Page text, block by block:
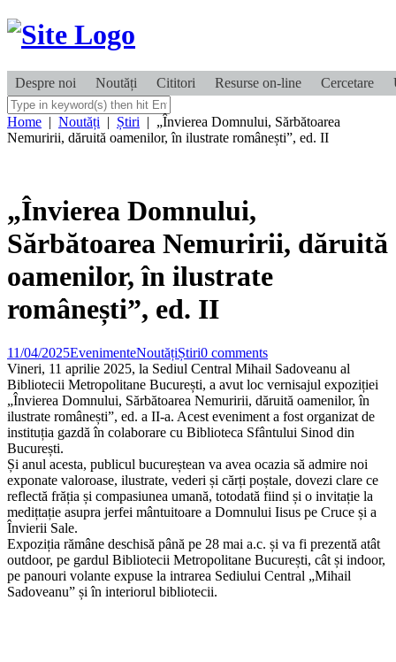
Despre noi Noutăți Cititori Resurse on-line Cercetare
Home | Noutăți | Știri | „Învierea Domnului, Sărbătoarea
Nemuririi, dăruită oamenilor, în ilustrate românești”, ed. II
„Învierea Domnului,
Sărbătoarea Nemuririi, dăruită
oamenilor, în ilustrate
românești”, ed. II
11/04/2025EvenimenteNoutățiȘtiri0 comments
Vineri, 11 aprilie 2025, la Sediul Central Mihail Sadoveanu al
Bibliotecii Metropolitane București, a avut loc vernisajul expoziției
„Învierea Domnului, Sărbătoarea Nemuririi, dăruită oamenilor, în
ilustrate românești”, ed. a II-a. Acest eveniment a fost organizat de
instituția gazdă în colaborare cu Biblioteca Sfântului Sinod din
București.
Și anul acesta, publicul bucureștean va avea ocazia să admire noi
exponate valoroase, ilustrate, vederi și cărți poștale, dovezi clare ce
reflectă frăția și compasiunea umană, totodată fiind și o invitație la
medițtație asupra jerfei mântuitoare a Domnului Iisus pe Cruce și a
Învierii Sale.
Expoziția rămâne deschisă până pe 28 mai a.c. și va fi prezentă atât
outdoor, pe gardul Bibliotecii Metropolitane București, cât și indoor,
pe panouri volante expuse la intrarea Sediului Central „Mihail
Sadoveanu” și în interiorul bibliotecii.